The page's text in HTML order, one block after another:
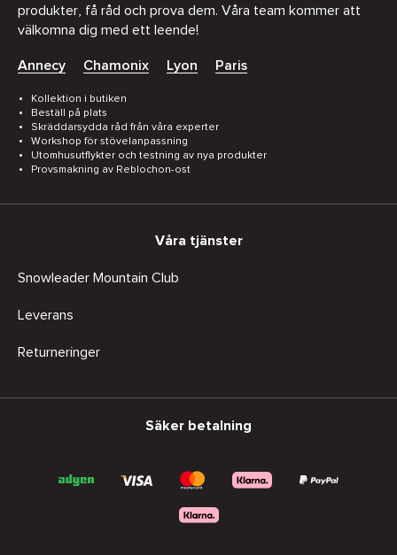
produkter, få råd och prova dem. Våra team kommer att
välkomna dig med ett leende!
Annecy Chamonix Lyon Paris
Kollektion i butiken
Beställ på plats
Skräddarsydda råd från våra experter
Workshop för stövelanpassning
Utomhusutflykter och testning av nya produkter
Provsmakning av Reblochon-ost
Våra tjänster
Snowleader Mountain Club
Leverans
Returneringer
Säker betalning